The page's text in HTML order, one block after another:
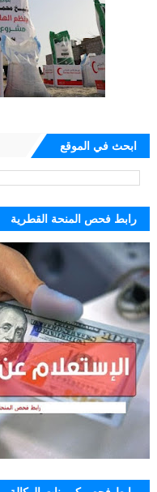
ابحث في الموقع
رابط فحص المنحة القطرية